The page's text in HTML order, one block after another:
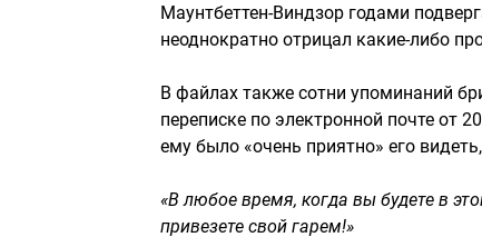
Маунтбеттен-Виндзор годами
неоднократно отрицал какие-либо
В файлах также сотни упоминаний
переписке по электронной почте от
ему было «очень приятно» его
«В любое время, когда вы будете в
привезете свой гарем!»